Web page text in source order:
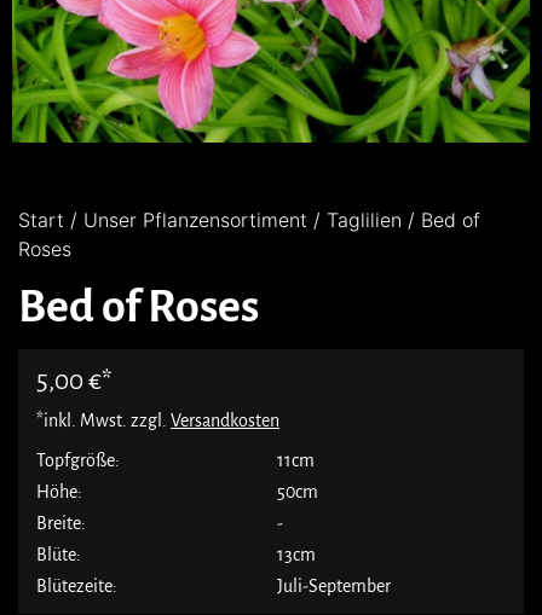
Start / Unser Pflanzensortiment / Taglilien / Bed of
Roses
Bed of Roses
5,00 €
*inkl. Mwst. zzgl. Versandkosten
Topfgröße:
11cm
Höhe:
50cm
Breite:
-
Blüte:
13cm
Blütezeite:
Juli-September